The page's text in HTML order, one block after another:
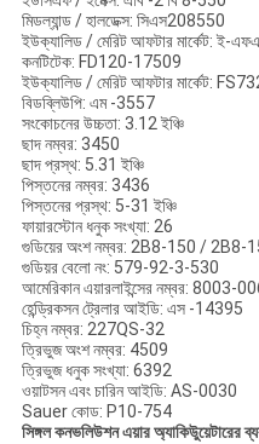
মিডল্যান্ড / হালডেক্স: সিএস208550
ইউক্যালিড / মেরিট আফটার মার্কেট: ই-
কনটিটেক: FD120-17509
ইউক্যালিড / মেরিট আফটার মার্কেট:
বিডব্লিউপি: এম -3557
সংকোচনের উচ্চতা: 3.12 ইঞ্চি
ছাদ নম্বর: 3450
ছাদ প্রস্থ: 5.31 ইঞ্চি
পিস্তনের নম্বর: 3436
পিস্তনের প্রস্থ: 5-31 ইঞ্চি
ফায়ারস্টোন ধনুক সংখ্যা: 26
গুডিয়ের অংশ নম্বর: 2B8-150 /
গুডিয়র বেলো নং: 579-92-3-530
আমেরিকান এয়ারলাইন্সের নম্বর: 8003-
হেন্ড্রিকসন ট্রেলার আইডি: এস -14395
চিহ্ন নম্বর: 227QS-32
ত্রিভুজ অংশ নম্বর: 4509
ত্রিভুজ ধনুক সংখ্যা: 6392
ওয়াটসন এবং চারিন আইডি: AS-0030
Sauer কোড: P10-754
সিঙ্গল কনভলিউশন এয়ার অ্যাকিউুয়েটারের